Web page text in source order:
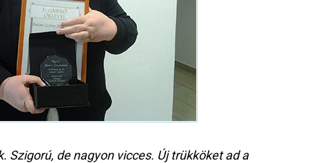
Szigorú, de nagyon vicces. Új trükköket ad a